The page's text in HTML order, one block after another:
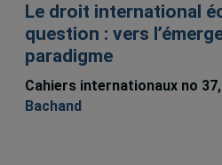
Le droit international
question : vers
paradigme
Cahiers internationaux no
Bachand